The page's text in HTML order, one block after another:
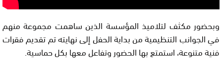
وبحضور مكثف لتلاميذ المؤسسة الذين ساهمت مجموعة منهم
في الجوانب التنظيمية من بداية الحفل إلى نهايته تم تقديم فقرات
فنية متنوعة، استمتع بها الحضور وتفاعل معها بكل حماسية.